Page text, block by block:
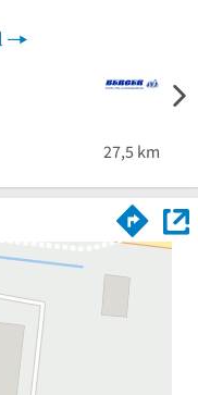
27,5 km